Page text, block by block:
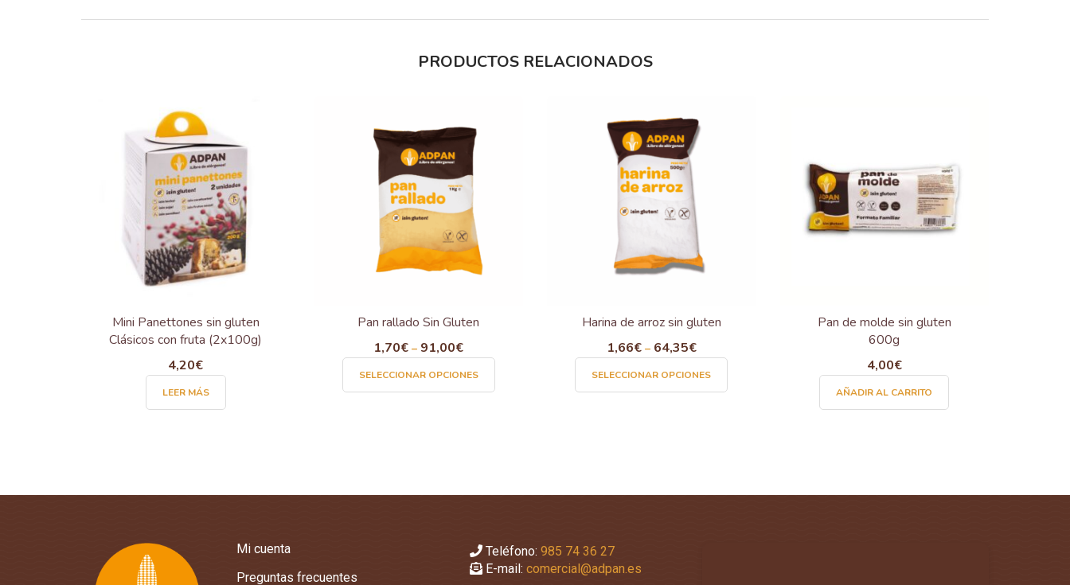
PRODUCTOS RELACIONADOS
Mini Panettones sin gluten
Clásicos con fruta (2x100g)
4,20€
LEER MÁS
Pan rallado Sin Gluten
1,70€ – 91,00€
SELECCIONAR OPCIONES
producto
se
en
la
Harina de arroz sin gluten
1,66€– 64,35€
SELECCIONAR OPCIONES
producto
se
Pan de molde sin gluten
600g
4,00€
AÑADIR AL CARRITO
Mi cuenta
Preguntas frecuentes
Teléfono: 985 74 36 27
E-mail: comercial@adpan.es